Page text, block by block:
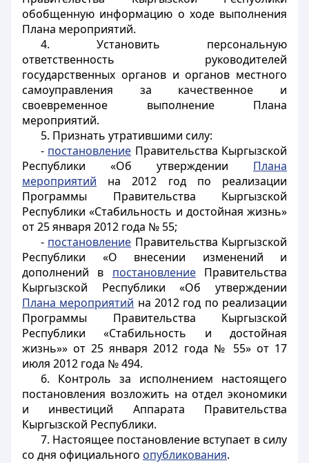
обобщенную информацию о ходе выполнения
Плана мероприятий.
4. Установить персональную
ответственность руководителей
государственных органов и органов местного
самоуправления за качественное и
своевременное выполнение Плана
мероприятий.
5. Признать утратившими силу:
- постановление Правительства Кыргызской
Республики «Об утверждении Плана
мероприятий на 2012 год по реализации
Программы Правительства Кыргызской
Республики «Стабильность и достойная жизнь»
от 25 января 2012 года № 55;
- постановление Правительства Кыргызской
Республики «О внесении изменений и
дополнений в постановлениеПравительства
Кыргызской Республики «Об утверждении
Плана мероприятий на 2012 год по реализации
Программы Правительства Кыргызской
Республики «Стабильность и достойная
жизнь»» от 25 января 2012 года № 55» от 17
июля 2012 года № 494.
6. Контроль за исполнением настоящего
постановления возложить на отдел экономики
и инвестиций Аппарата Правительства
Кыргызской Республики.
7. Настоящее постановление вступает в силу
со дня официального опубликования.